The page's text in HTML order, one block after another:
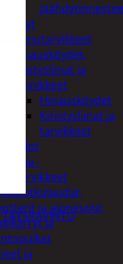
Öljyt
Hinausköydet,
kiristysliinat ja
kiinnikkeet
Hinausköydet
Kiristysliinat ja
tarvikkeet
Valot
ja -
ja ajoneuvot
ja
ja